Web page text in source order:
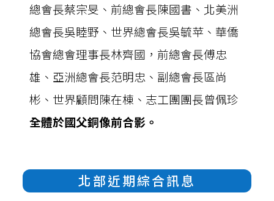
總會長蔡宗旻、前總會長陳國書、北美洲
總會長吳睦野、世界總會長吳毓苹、華僑
協會總會理事長林齊國，前總會長傅忠
雄、亞洲總會長范明忠、副總會長區尚
彬、世界顧問陳在棟、志工團團長曾佩珍
全體於國父銅像前合影。
北部近期綜合訊息